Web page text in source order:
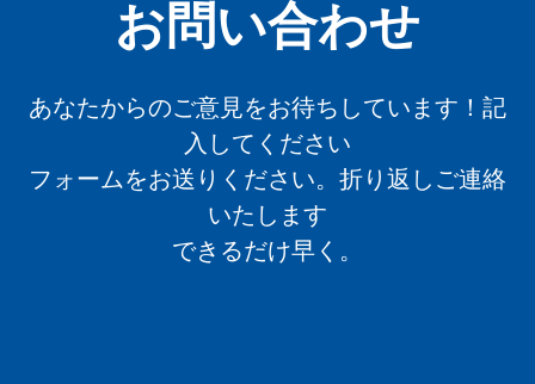
お問い合わせ
あなたからのご意見をお待ちしています！記
入してください
フォームをお送りください。折り返しご連絡
いたします
できるだけ早く。